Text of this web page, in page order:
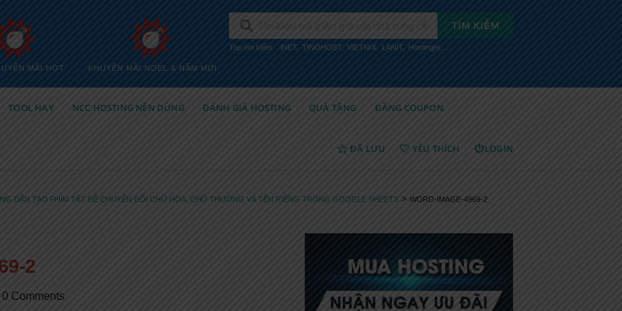
MÃI HOT KHUYẾN MÃI NOEL & NĂM MỚI
TÌM KIẾM
Top tìm kiếm iNET, TINOHOST VIETNIX LANIT Hostinger,...
TOOL HAY NCC HOSTING NÊN DÙNG ĐÁNH GIÁ HOSTING QUÀ TẶNG ĐĂNG COUPON
ĐÃ LƯU YÊU THÍCH LOGIN
DẪN TẠO PHÍM TẮT ĐỂ CHUYỂN ĐỔI CHỮ HOA, CHỮ THƯỜNG VÀ TÊN RIÊNG TRONG GOOGLE SHEETS > WORD-IMAGE-4969-2
2
0 Comments